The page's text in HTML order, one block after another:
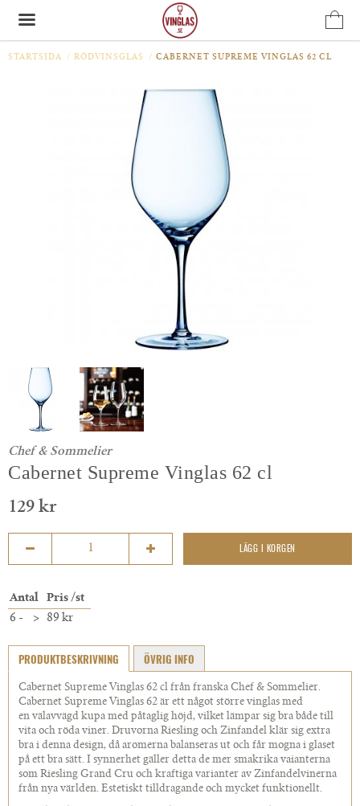
STARTSIDA / RÖDVINSGLAS / CABERNET SUPREME VINGLAS 62 CL
Chef & Sommelier
Cabernet Supreme Vinglas 62 cl
129 kr
LÄGG I KORGEN
Antal
Pris /st
6 -
> 89 kr
PRODUKTBESKRIVNING ÖVRIG INFO
Cabernet Supreme Vinglas 62 cl från franska Chef & Sommelier.
Cabernet Supreme Vinglas 62 är ett något större vinglas med
en välavvägd kupa med påtaglig höjd, vilket lämpar sig bra både till
vita och röda viner. Druvorna Riesling och Zinfandel klär sig extra
bra i denna design, då aromerna balanseras ut och får mogna i glaset
på ett bra sätt. I synnerhet gäller detta de mer smakrika vaianterna
som Riesling Grand Cru och kraftiga varianter av Zinfandelvinerna
från nya världen. Estetiskt tilldragande och mycket funktionellt.